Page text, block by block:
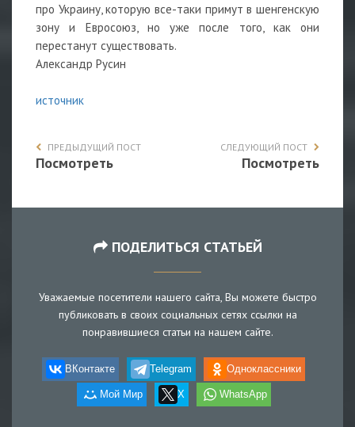
про Украину, которую все-таки примут в шенгенскую
зону и Евросоюз, но уже после того, как они
перестанут существовать.
Александр Русин
источник
ПРЕДЫДУЩИЙ ПОСТ
Посмотреть
СЛЕДУЮЩИЙ ПОСТ
Посмотреть
ПОДЕЛИТЬСЯ СТАТЬЕЙ
Уважаемые посетители нашего сайта, Вы можете быстро
публиковать в своих социальных сетях ссылки на
понравившиеся статьи на нашем сайте.
ВКонтакте Telegram Одноклассники
Мой Мир X WhatsApp